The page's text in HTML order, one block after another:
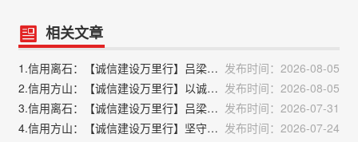
相关文章
1.信用离石：【诚信建设万里行】吕梁市离石区发展和改革局严守粮食安全底线 弘扬粮食行业诚信风尚 发布时间：2026-08-05
2.信用方山：【诚信建设万里行】以诚立镇 信筑民生——积翠镇人民政府诚信建设宣传宣言 发布时间：2026-08-05
3.信用离石：【诚信建设万里行】吕梁市离石区发展和改革局理城市“牛皮癣” 信用宣传进街巷 发布时间：2026-07-31
4.信用方山：【诚信建设万里行】坚守交管诚信底线 护航群众平安出行———方山县公安局交通警察大队 发布时间：2026-07-24